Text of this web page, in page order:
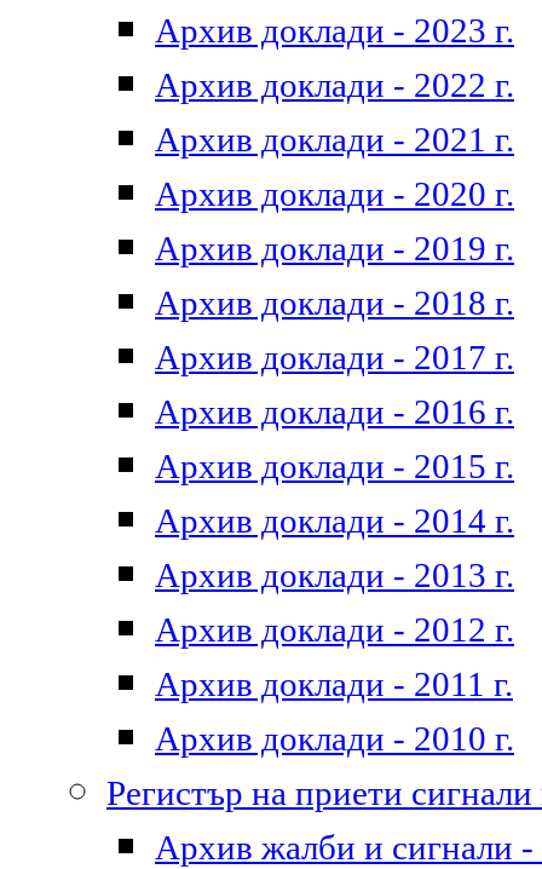
Архив доклади - 2023 г.
Архив доклади - 2022 г.
Архив доклади - 2021 г.
Архив доклади - 2020 г.
Архив доклади - 2019 г.
Архив доклади - 2018 г.
Архив доклади - 2017 г.
Архив доклади - 2016 г.
Архив доклади - 2015 г.
Архив доклади - 2014 г.
Архив доклади - 2013 г.
Архив доклади - 2012 г.
Архив доклади - 2011 г.
Архив доклади - 2010 г.
Регистър на приети
Архив жалби и сигнали -